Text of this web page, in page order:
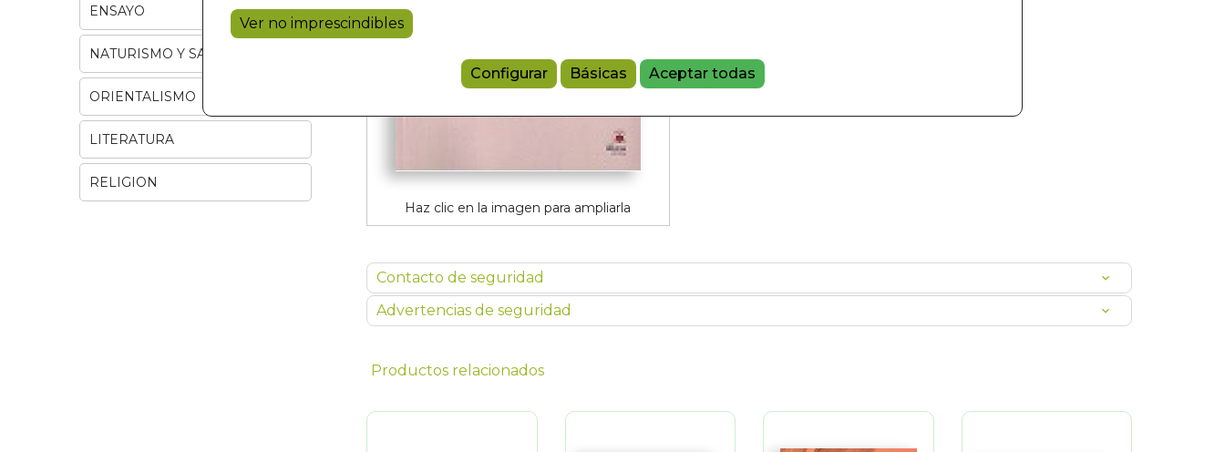
Ver no imprescindibles
Configurar Básicas Aceptar todas
Haz clic en la imagen para ampliarla
Contacto de seguridad
Advertencias de seguridad
Productos relacionados
ENSAYO
NATURISMO Y SALUD
ORIENTALISMO
LITERATURA
RELIGION